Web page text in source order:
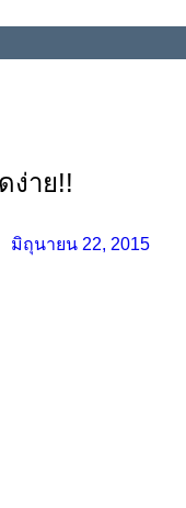
ง่าย!!
มิถุนายน 22, 2015